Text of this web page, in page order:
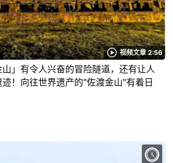
视频文章 2:56
」有令人兴奋的冒险隧道，还有让人
！向往世界遗产的"佐渡金山"有着日